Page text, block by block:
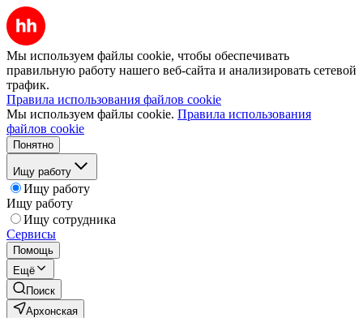
Мы используем файлы cookie, чтобы обеспечивать
правильную работу нашего веб-сайта и анализировать сетевой
трафик.
Правила использования файлов cookie
Мы используем файлы cookie. Правила использования
файлов cookie
Понятно
Ищу работу
Ищу работу
Ищу работу
Ищу сотрудника
Сервисы
Помощь
Ещё
Поиск
Архонская